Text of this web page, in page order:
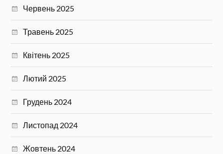
Червень 2025
Травень 2025
Квітень 2025
Лютий 2025
Грудень 2024
Листопад 2024
Жовтень 2024